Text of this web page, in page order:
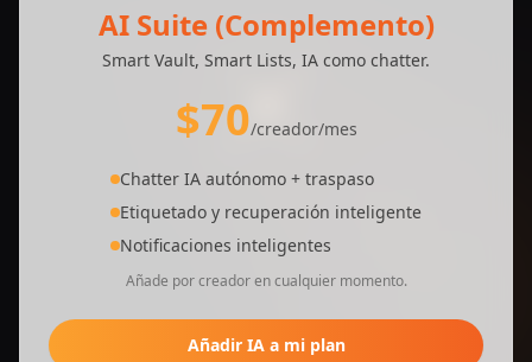
AI Suite (Complemento)
Smart Vault, Smart Lists, IA como chatter.
$70/creador/mes
Chatter IA autónomo + traspaso
Etiquetado y recuperación inteligente
Notificaciones inteligentes
Añade por creador en cualquier momento.
Añadir IA a mi plan